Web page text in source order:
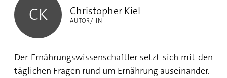
Nikotinvergiftung - was tun? So behandelt
man eine Nikotinvergiftung
Nikotinvergiftung: Kommt der Nikotinschock
tatsächlich vom Rauchen?
CK Christopher Kiel
AUTOR/-IN
Der Ernährungswissenschaftler setzt sich mit den
täglichen Fragen rund um Ernährung auseinander.